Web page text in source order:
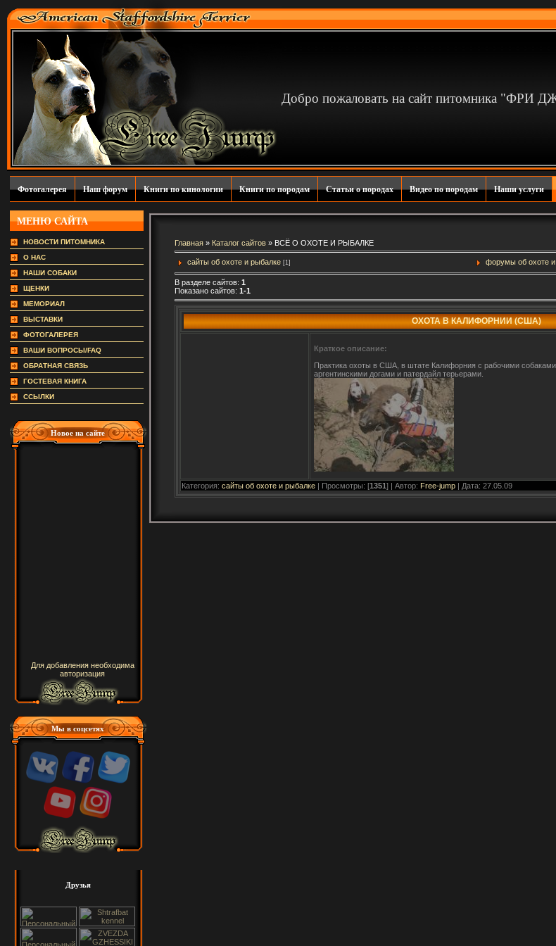
Добро пожаловать на сайт питомника "ФРИ
Фотогалерея Наш форум Книги по кинологии Книги по породам Статьи о породах Видео по породам Наши услуги
МЕНЮ САЙТА
НОВОСТИ ПИТОМНИКА
О НАС
НАШИ СОБАКИ
ЩЕНКИ
МЕМОРИАЛ
ВЫСТАВКИ
ФОТОГАЛЕРЕЯ
ВАШИ ВОПРОСЫ/FAQ
ОБРАТНАЯ СВЯЗЬ
ГОСТЕВАЯ КНИГА
ССЫЛКИ
Новое на сайте
Для добавления необходима
авторизация
Мы в соцсетях
Друзья
Главная» Каталог сайтов» ВСЁ О ОХОТЕ И РЫБАЛКЕ
сайты об охоте и рыбалке [1] форумы об охоте и
В разделе сайтов: 1
Показано сайтов: 1-1
ОХОТА В КАЛИФОРНИИ (США)
Краткое описание:
Практика охоты в США, в штате Калифорния с рабочими
аргентинскими догами и патердайл терьерами.
Категория: сайты об охоте и рыбалке| Просмотры: [1351] | Автор: Free-jump| Дата: 27.05.09